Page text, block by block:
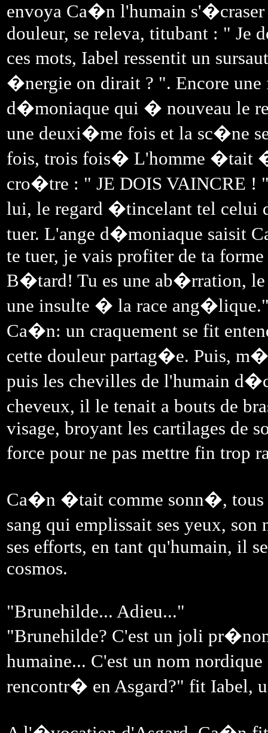
envoya Ca�n l'humain
douleur, se releva, titubant : " Je
ces mots, Iabel ressentit un
�nergie on dirait ? ". Encore une
d�moniaque qui � nouveau le
une deuxi�me fois et la sc�ne
fois, trois fois� L'homme �tait
cro�tre : " JE DOIS VAINCRE !
lui, le regard �tincelant tel celui
tuer. L'ange d�moniaque saisit
te tuer, je vais profiter de ta
B�tard! Tu es une ab�rration, le
une insulte � la race
Ca�n: un craquement se fit
cette douleur partag�e. Puis,
puis les chevilles de l'humain
cheveux, il le tenait a bouts de
visage, broyant les cartilages de
force pour ne pas mettre fin trop
Ca�n �tait comme sonn�, tous
sang qui emplissait ses yeux,
ses efforts, en tant qu'humain, il
cosmos.
"Brunehilde... Adieu..."
"Brunehilde? C'est un joli
humaine... C'est un nom
rencontr� en Asgard?" fit Iabel,